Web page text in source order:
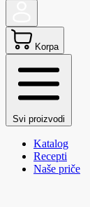
Korpa
Svi proizvodi
Katalog
Recepti
Naše priče